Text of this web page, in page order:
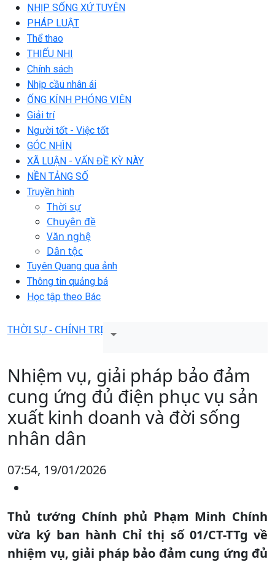
NHỊP SỐNG XỨ TUYÊN
PHÁP LUẬT
Thể thao
THIẾU NHI
Chính sách
Nhịp cầu nhân ái
ỐNG KÍNH PHÓNG VIÊN
Giải trí
Người tốt - Việc tốt
GÓC NHÌN
XÃ LUẬN - VẤN ĐỀ KỲ NÀY
NỀN TẢNG SỐ
Truyền hình
Thời sự
Chuyên đề
Văn nghệ
Dân tộc
Tuyên Quang qua ảnh
Thông tin quảng bá
Học tập theo Bác
THỜI SỰ - CHÍNH TRỊ
Nhiệm vụ, giải pháp bảo đảm
cung ứng đủ điện phục vụ sản
xuất kinh doanh và đời sống
nhân dân
07:54, 19/01/2026
Thủ tướng Chính phủ Phạm Minh Chính
vừa ký ban hành Chỉ thị số 01/CT-TTg về
nhiệm vụ, giải pháp bảo đảm cung ứng đủ